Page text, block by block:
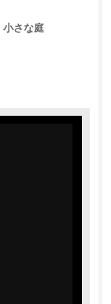
小さな庭